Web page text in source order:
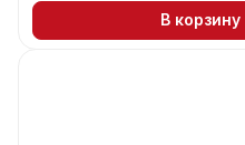
В корзину